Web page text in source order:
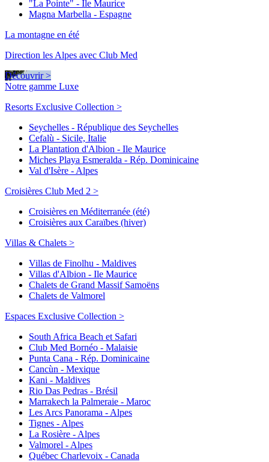
"La Pointe" - Ile Maurice
Magna Marbella - Espagne
La montagne en été
Direction les Alpes avec Club Med
Découvrir >
Notre gamme Luxe
Resorts Exclusive Collection >
Seychelles - République des Seychelles
Cefalù - Sicile, Italie
La Plantation d'Albion - Ile Maurice
Miches Playa Esmeralda - Rép. Dominicaine
Val d'Isère - Alpes
Croisières Club Med 2 >
Croisières en Méditerranée (été)
Croisières aux Caraïbes (hiver)
Villas & Chalets >
Villas de Finolhu - Maldives
Villas d'Albion - Ile Maurice
Chalets de Grand Massif Samoëns
Chalets de Valmorel
Espaces Exclusive Collection >
South Africa Beach et Safari
Club Med Bornéo - Malaisie
Punta Cana - Rép. Dominicaine
Cancùn - Mexique
Kani - Maldives
Rio Das Pedras - Brésil
Marrakech la Palmeraie - Maroc
Les Arcs Panorama - Alpes
Tignes - Alpes
La Rosière - Alpes
Valmorel - Alpes
Québec Charlevoix - Canada